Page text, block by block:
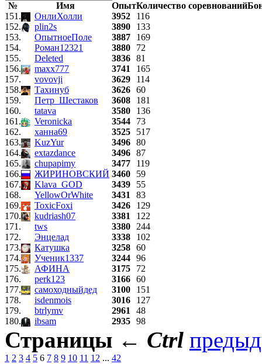
№ Имя ОпытКоличество соревнований
151.
ОнлиХолли 3952
116
152.
plin2s 3890
133
153.
ОпытноеПоле 3887
169
154.
Роман12321 3880
72
155.
Deleted 3836 81
156.
maxx777 3741
165
157.
vovovji 3629
114
158.
Тахинуб 3626 60
159.
Петр_Шестаков 3608
181
160.
tatava 3580
136
161.
Veronicka 3544
73
162.
ханна69 3525
517
163.
KuzYur 3496 80
164.
extazdance 3496 87
165.
chupapimy 3477
119
166.
ЖИРИНОВСКИЙ 3460
59
167.
Klava_GOD 3439
55
168.
YellowOrWhite 3431
83
169.
ToxicFoxi 3426
129
170.
kudriash07 3381
122
171.
tws 3380
244
172.
Энцелад 3338
102
173.
Катушка 3258 60
174.
Ученик1337 3244 96
175.
АФИНА 3175
72
176.
perk123 3166 60
177.
самоходныйдед 3100
151
178.
isdenmois 3016
127
179.
btrlymv 2961
48
180.
ibsam 2935 98
Страницы ← Ctrl
1 2 3 4 5 6 7 8 9 10 11 12 ... 42